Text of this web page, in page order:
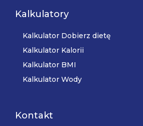
Kalkulatory
Kalkulator Dobierz dietę
Kalkulator Kalorii
Kalkulator BMI
Kalkulator Wody
Kontakt